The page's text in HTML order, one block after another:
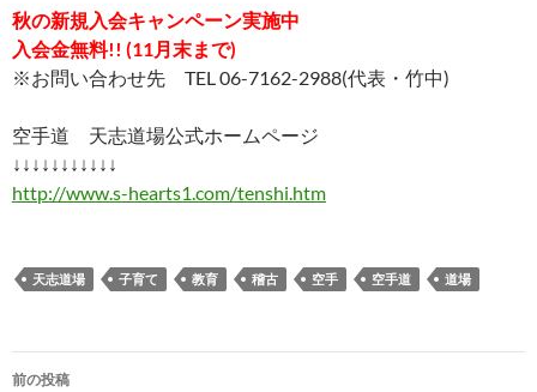
秋の新規入会キャンペーン実施中
入会金無料!! (11月末まで)
※お問い合わせ先 TEL 06-7162-2988(代表・竹中)
空手道 天志道場公式ホームページ
↓↓↓↓↓↓↓↓↓↓↓
http://www.s-hearts1.com/tenshi.htm
天志道場 子育て 教育 稽古 空手 空手道 道場
投
前の投稿